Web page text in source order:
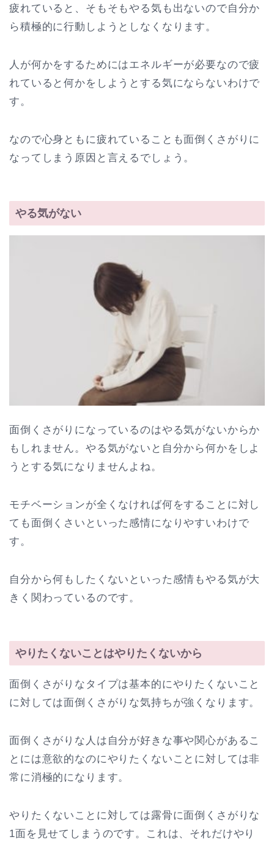
疲れていると、そもそもやる気も出ないので自分か
ら積極的に行動しようとしなくなります。
人が何かをするためにはエネルギーが必要なので疲
れていると何かをしようとする気にならないわけで
す。
なので心身ともに疲れていることも面倒くさがりに
なってしまう原因と言えるでしょう。
やる気がない
面倒くさがりになっているのはやる気がないからか
もしれません。やる気がないと自分から何かをしよ
うとする気になりませんよね。
モチベーションが全くなければ何をすることに対し
ても面倒くさいといった感情になりやすいわけで
す。
自分から何もしたくないといった感情もやる気が大
きく関わっているのです。
やりたくないことはやりたくないから
面倒くさがりなタイプは基本的にやりたくないこと
に対しては面倒くさがりな気持ちが強くなります。
面倒くさがりな人は自分が好きな事や関心があるこ
とには意欲的なのにやりたくないことに対しては非
常に消極的になります。
やりたくないことに対しては露骨に面倒くさがりな
1面を見せてしまうのです。これは、それだけやり